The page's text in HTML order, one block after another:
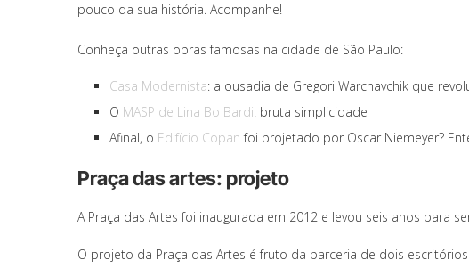
pouco da sua história. Acompanhe!
Conheça outras obras famosas na cidade de São Paulo:
Casa Modernista: a ousadia de Gregori Warchavchik que
O MASP de Lina Bo Bardi: bruta simplicidade
Afinal, o Edifício Copan foi projetado por Oscar Niemeyer?
Praça das artes: projeto
A Praça das Artes foi inaugurada em 2012 e levou seis anos para
O projeto da Praça das Artes é fruto da parceria de dois